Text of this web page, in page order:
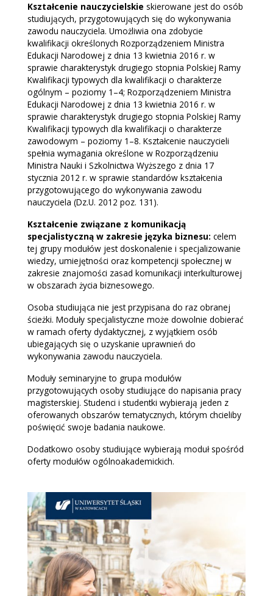
Kształcenie nauczycielskie skierowane jest do osób
studiujących, przygotowujących się do wykonywania
zawodu nauczyciela. Umożliwia ona zdobycie
kwalifikacji określonych Rozporządzeniem Ministra
Edukacji Narodowej z dnia 13 kwietnia 2016 r. w
sprawie charakterystyk drugiego stopnia Polskiej Ramy
Kwalifikacji typowych dla kwalifikacji o charakterze
ogólnym – poziomy 1–4; Rozporządzeniem Ministra
Edukacji Narodowej z dnia 13 kwietnia 2016 r. w
sprawie charakterystyk drugiego stopnia Polskiej Ramy
Kwalifikacji typowych dla kwalifikacji o charakterze
zawodowym – poziomy 1–8. Kształcenie nauczycieli
spełnia wymagania określone w Rozporządzeniu
Ministra Nauki i Szkolnictwa Wyższego z dnia 17
stycznia 2012 r. w sprawie standardów kształcenia
przygotowującego do wykonywania zawodu
nauczyciela (Dz.U. 2012 poz. 131).
Kształcenie związane z komunikacją
specjalistyczną w zakresie języka biznesu: celem
tej grupy modułów jest doskonalenie i specjalizowanie
wiedzy, umiejętności oraz kompetencji społecznej w
zakresie znajomości zasad komunikacji interkulturowej
w obszarach życia biznesowego.
Osoba studiująca nie jest przypisana do raz obranej
ścieżki. Moduły specjalistyczne może dowolnie dobierać
w ramach oferty dydaktycznej, z wyjątkiem osób
ubiegających się o uzyskanie uprawnień do
wykonywania zawodu nauczyciela.
Moduły seminaryjne to grupa modułów
przygotowujących osoby studiujące do napisania pracy
magisterskiej. Studenci i studentki wybierają jeden z
oferowanych obszarów tematycznych, którym chcieliby
poświęcić swoje badania naukowe.
Dodatkowo osoby studiujące wybierają moduł spośród
oferty modułów ogólnoakademickich.